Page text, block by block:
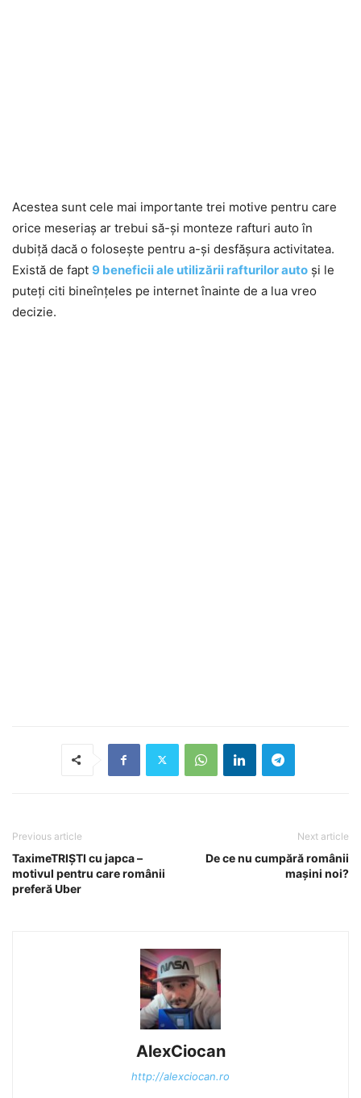
Acestea sunt cele mai importante trei motive pentru care
orice meseriaș ar trebui să-și monteze rafturi auto în
dubiță dacă o folosește pentru a-și desfășura activitatea.
Există de fapt 9 beneficii ale utilizării rafturilor auto și le
puteți citi bineînțeles pe internet înainte de a lua vreo
decizie.
Previous article
TaximeTRIȘTI cu japca –
motivul pentru care românii
preferă Uber
Next article
De ce nu cumpără românii
mașini noi?
AlexCiocan
http://alexciocan.ro